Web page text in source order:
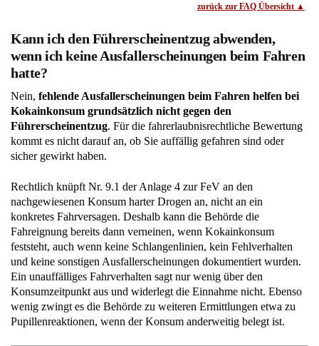
zurück zur FAQ Übersicht
Kann ich den Führerscheinentzug abwenden,
wenn ich keine Ausfallerscheinungen beim Fahren
hatte?
Nein, fehlende Ausfallerscheinungen beim Fahren helfen bei
Kokainkonsum grundsätzlich nicht gegen den
Führerscheinentzug. Für die fahrerlaubnisrechtliche Bewertung
kommt es nicht darauf an, ob Sie auffällig gefahren sind oder
sicher gewirkt haben.
Rechtlich knüpft Nr. 9.1 der Anlage 4 zur FeV an den
nachgewiesenen Konsum harter Drogen an, nicht an ein
konkretes Fahrversagen. Deshalb kann die Behörde die
Fahreignung bereits dann verneinen, wenn Kokainkonsum
feststeht, auch wenn keine Schlangenlinien, kein Fehlverhalten
und keine sonstigen Ausfallerscheinungen dokumentiert wurden.
Ein unauffälliges Fahrverhalten sagt nur wenig über den
Konsumzeitpunkt aus und widerlegt die Einnahme nicht. Ebenso
wenig zwingt es die Behörde zu weiteren Ermittlungen etwa zu
Pupillenreaktionen, wenn der Konsum anderweitig belegt ist.